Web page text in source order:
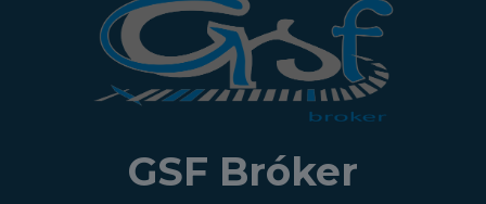
GSF Bróker